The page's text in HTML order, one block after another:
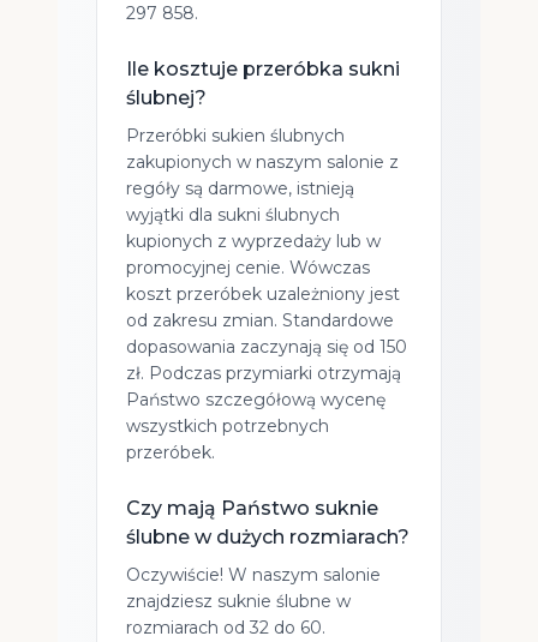
297 858.
Ile kosztuje przeróbka sukni
ślubnej?
Przeróbki sukien ślubnych
zakupionych w naszym salonie z
regóły są darmowe, istnieją
wyjątki dla sukni ślubnych
kupionych z wyprzedaży lub w
promocyjnej cenie. Wówczas
koszt przeróbek uzależniony jest
od zakresu zmian. Standardowe
dopasowania zaczynają się od 150
zł. Podczas przymiarki otrzymają
Państwo szczegółową wycenę
wszystkich potrzebnych
przeróbek.
Czy mają Państwo suknie
ślubne w dużych rozmiarach?
Oczywiście! W naszym salonie
znajdziesz suknie ślubne w
rozmiarach od 32 do 60.